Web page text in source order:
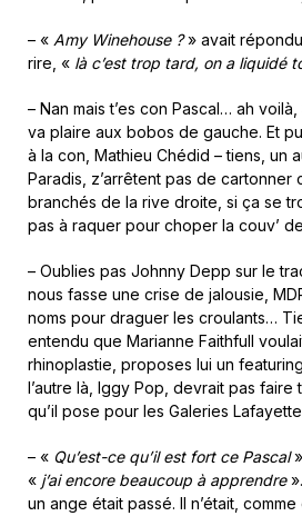
– « Amy Winehouse ?» avait
rire, « là c’est trop tard, on a liquidé
– Nan mais t’es con Pascal… ah
va plaire aux bobos de gauche. Et
à la con, Mathieu Chédid – tiens, un
Paradis, z’arrêtent pas de cartonner
branchés de la rive droite, si ça se
pas à raquer pour choper la couv’
– Oublies pas Johnny Depp sur le
nous fasse une crise de jalousie,
noms pour draguer les croulants…
entendu que Marianne Faithfull
rhinoplastie, proposes lui un
l’autre là, Iggy Pop, devrait pas
qu’il pose pour les Galeries
– « Qu’est-ce qu’il est fort ce Pascal
« j’ai encore beaucoup à apprendre
un ange était passé. Il n’était,